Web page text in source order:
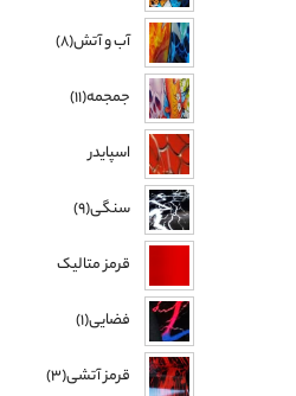
آب و آتش(8)
جمجمه(11)
اسپایدر
سنگی(9)
قرمز متالیک
فضایی(1)
قرمز آتشی(3)